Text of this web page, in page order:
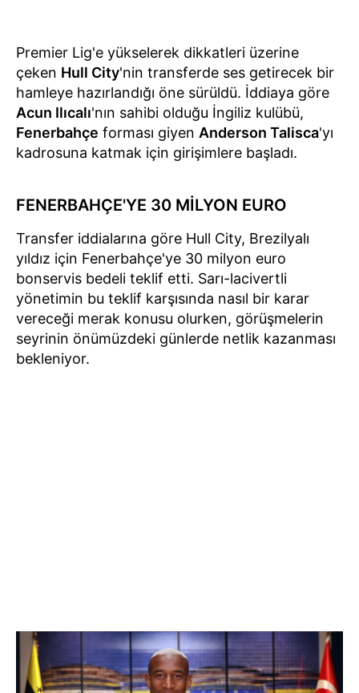
Premier Lig'e yükselerek dikkatleri üzerine
çeken Hull City'nin transferde ses getirecek bir
hamleye hazırlandığı öne sürüldü. İddiaya göre
Acun Ilıcalı'nın sahibi olduğu İngiliz kulübü,
Fenerbahçe forması giyen Anderson Talisca'yı
kadrosuna katmak için girişimlere başladı.
FENERBAHÇE'YE 30 MİLYON EURO
Transfer iddialarına göre Hull City, Brezilyalı
yıldız için Fenerbahçe'ye 30 milyon euro
bonservis bedeli teklif etti. Sarı-lacivertli
yönetimin bu teklif karşısında nasıl bir karar
vereceği merak konusu olurken, görüşmelerin
seyrinin önümüzdeki günlerde netlik kazanması
bekleniyor.